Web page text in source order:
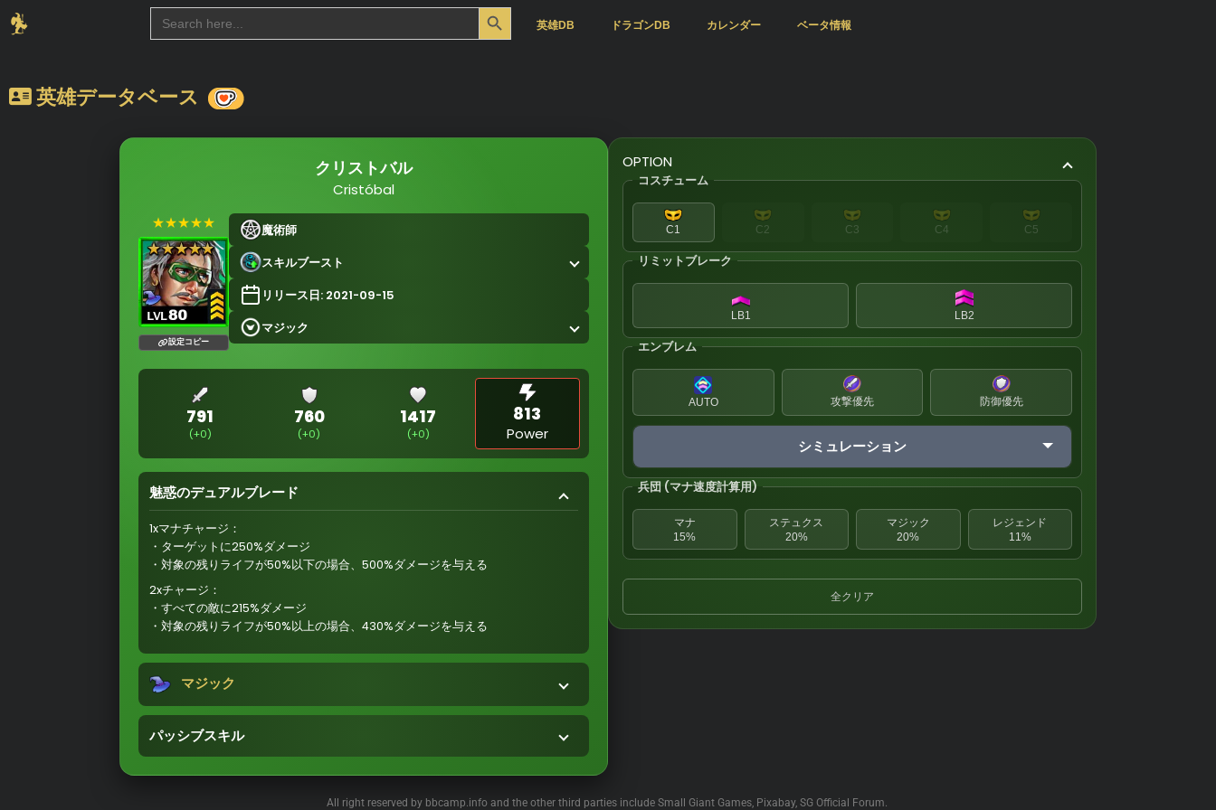
Search
for:
Search Button
英雄DB ドラゴンDB カレンダー ベータ情報
英雄データベース
クリストバル
Cristóbal
★★★★★
設定コピー
魔術師
スキルブースト
リリース日: 2021-09-15
マジック
791
(+0)
760
(+0)
1417
(+0)
813
Power
魅惑のデュアルブレード
1xマナチャージ：
・ターゲットに250%ダメージ
・対象の残りライフが50%以下の場合、500%ダメージを与える
2xチャージ：
・すべての敵に215%ダメージ
・対象の残りライフが50%以上の場合、430%ダメージを与える
マジック
パッシブスキル
OPTION
コスチューム
C1 C2 C3 C4 C5
リミットブレーク
LB1 LB2
エンブレム
AUTO 攻撃優先 防御優先
シミュレーション
兵団 (マナ速度計算用)
マナ
15%
ステュクス
20%
マジック
20%
レジェンド
11%
全クリア
All right reserved by bbcamp.info and the other third parties include Small Giant Games, Pixabay, SG Official Forum.